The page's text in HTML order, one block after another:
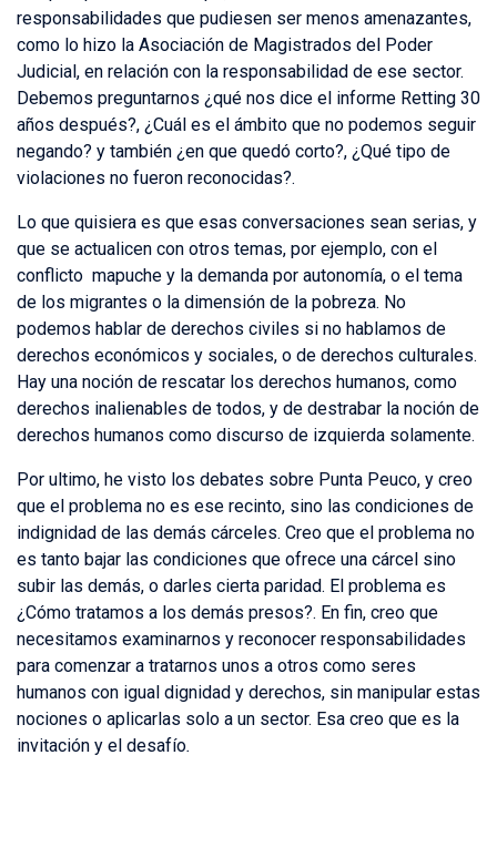
responsabilidades que pudiesen ser menos amenazantes,
como lo hizo la Asociación de Magistrados del Poder
Judicial, en relación con la responsabilidad de ese sector.
Debemos preguntarnos ¿qué nos dice el informe Retting 30
años después?, ¿Cuál es el ámbito que no podemos seguir
negando? y también ¿en que quedó corto?, ¿Qué tipo de
violaciones no fueron reconocidas?.
Lo que quisiera es que esas conversaciones sean serias, y
que se actualicen con otros temas, por ejemplo, con el
conflicto mapuche y la demanda por autonomía, o el tema
de los migrantes o la dimensión de la pobreza. No
podemos hablar de derechos civiles si no hablamos de
derechos económicos y sociales, o de derechos culturales.
Hay una noción de rescatar los derechos humanos, como
derechos inalienables de todos, y de destrabar la noción de
derechos humanos como discurso de izquierda solamente.
Por ultimo, he visto los debates sobre Punta Peuco, y creo
que el problema no es ese recinto, sino las condiciones de
indignidad de las demás cárceles. Creo que el problema no
es tanto bajar las condiciones que ofrece una cárcel sino
subir las demás, o darles cierta paridad. El problema es
¿Cómo tratamos a los demás presos?. En fin, creo que
necesitamos examinarnos y reconocer responsabilidades
para comenzar a tratarnos unos a otros como seres
humanos con igual dignidad y derechos, sin manipular estas
nociones o aplicarlas solo a un sector. Esa creo que es la
invitación y el desafío.